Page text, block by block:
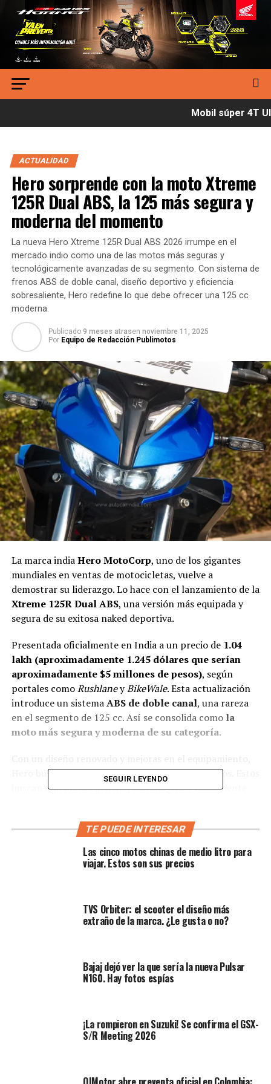
Mobil súper 4T
ACTUALIDAD
Hero sorprende con la moto Xtreme
125R Dual ABS, la 125 más segura y
moderna del momento
La nueva Hero Xtreme 125R Dual ABS 2026 irrumpe en el
mercado indio como una de las motos más seguras y
tecnológicamente avanzadas de su segmento. Con sistema de
frenos ABS de doble canal, diseño deportivo y eficiencia
sobresaliente, Hero redefine lo que debe ofrecer una 125 cc
moderna.
Publicado 9 meses atrasen noviembre 11, 2025
Por Equipo de Redacción Publimotos
La marca indiaHero MotoCorp, uno de los gigantes
mundiales en ventas de motocicletas, vuelve a
demostrar su liderazgo. Lo hace con el lanzamiento de la
Xtreme 125R Dual ABS, una versión más equipada y
segura de su exitosa naked deportiva.
Presentada oficialmente en India a un precio de ₹1.04
lakh (aproximadamente 1.245 dólares que serían
aproximadamente $5 millones de pesos), según
portales comoRushlaneyBikeWale. Esta actualización
introduce un sistemaABS de doble canal, una rareza
en el segmento de 125 cc. Así se consolida como la
moto más segura y moderna de su categoría.
Hero busca atraer a los usuarios jóvenes y urbanos. Estos
buscan una moto eficiente, tecnológica y visualmente
Una moto primicia en su
segmento
Revolución off-road, descubre la moto
Yamaha YE-01, el prototipo que lleva el motocross
SEGUIR LEYENDO
TE PUEDE INTERESAR
Las cinco motos chinas de medio litro para
viajar. Estos son sus precios
TVS Orbiter: el scooter el diseño más
extraño de la marca. ¿Le gusta o no?
Bajaj dejó ver la que sería la nueva Pulsar
N160. Hay fotos espías
¡La rompieron en Suzuki! Se confirma el GSX-
S/R Meeting 2026